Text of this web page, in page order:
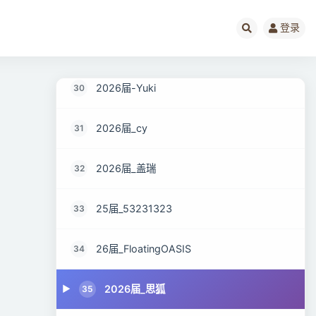
登录
30 2026届-Yuki
31 2026届_cy
32 2026届_盖瑞
33 25届_53231323
34 26届_FloatingOASIS
35 2026届_思狐